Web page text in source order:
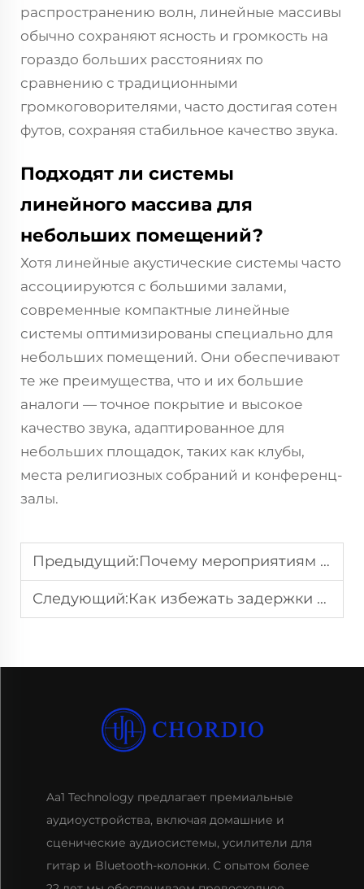
распространению волн, линейные массивы
обычно сохраняют ясность и громкость на
гораздо больших расстояниях по
сравнению с традиционными
громкоговорителями, часто достигая сотен
футов, сохраняя стабильное качество звука.
Подходят ли системы
линейного массива для
небольших помещений?
Хотя линейные акустические системы часто
ассоциируются с большими залами,
современные компактные линейные
системы оптимизированы специально для
небольших помещений. Они обеспечивают
те же преимущества, что и их большие
аналоги — точное покрытие и высокое
качество звука, адаптированное для
небольших площадок, таких как клубы,
места религиозных собраний и конференц-
залы.
Предыдущий:Почему мероприятиям необходимы профессиональные звуковые системы?
Следующий:Как избежать задержки звука в беспроводных системах звукоусиления?
Aa1 Technology предлагает премиальные
аудиоустройства, включая домашние и
сценические аудиосистемы, усилители для
гитар и Bluetooth-колонки. С опытом более